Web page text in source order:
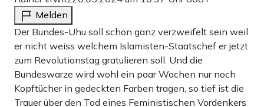
Melden
Der Bundes-Uhu soll schon ganz verzweifelt sein weil
er nicht weiss welchem Islamisten-Staatschef er jetzt
zum Revolutionstag gratulieren soll. Und die
Bundeswarze wird wohl ein paar Wochen nur noch
Kopftücher in gedeckten Farben tragen, so tief ist die
Trauer über den Tod eines Feministischen Vordenkers